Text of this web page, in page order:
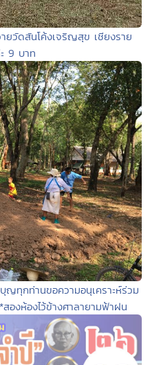
วัดสันโค้งเจริญสุข เชียงราย
9 บาท
ทุกท่านขอความอนุเคราะห์ร่วม
องห้องไว้ข้างศาลายามฟ้าฝน